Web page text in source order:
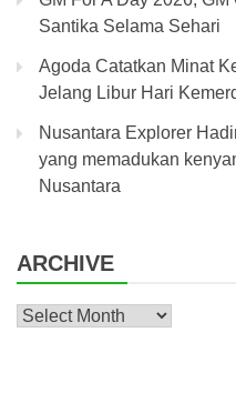
Santika Selama Sehari
Agoda Catatkan Minat
Jelang Libur Hari
Nusantara Explorer
yang memadukan
Nusantara
ARCHIVE
Archive